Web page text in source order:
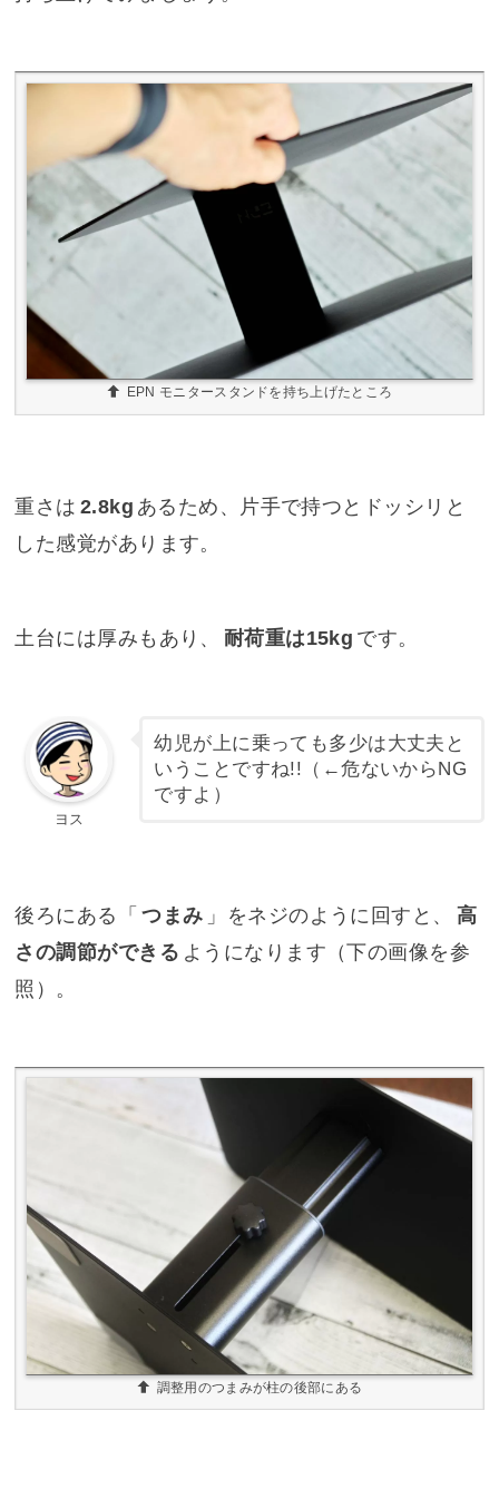
EPN モニタースタンドを持ち上げたところ
重さは 2.8kg あるため、片手で持つとドッシリと
した感覚があります。
土台には厚みもあり、 耐荷重は15kg です。
ヨス
幼児が上に乗っても多少は大丈夫と
いうことですね!!（←危ないからNG
ですよ ）
後ろにある「 つまみ 」をネジのように回すと、
高
さの調節ができる ようになります（下の画像を参
照）。
調整用のつまみが柱の後部にある